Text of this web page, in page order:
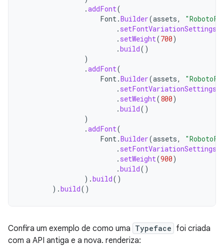
.addFont(
Font.Builder(assets,
. setFontVariationSettings
. setWeight(700)
.build()
)
.addFont(
Font.Builder(assets,
. setFontVariationSettings
. setWeight(800)
.build()
)
.addFont(
Font.Builder(assets,
. setFontVariationSettings
. setWeight(900)
.build()
).build()
).build()
Confira um exemplo de como uma Typeface foi criada
com a API antiga e a nova. renderiza: